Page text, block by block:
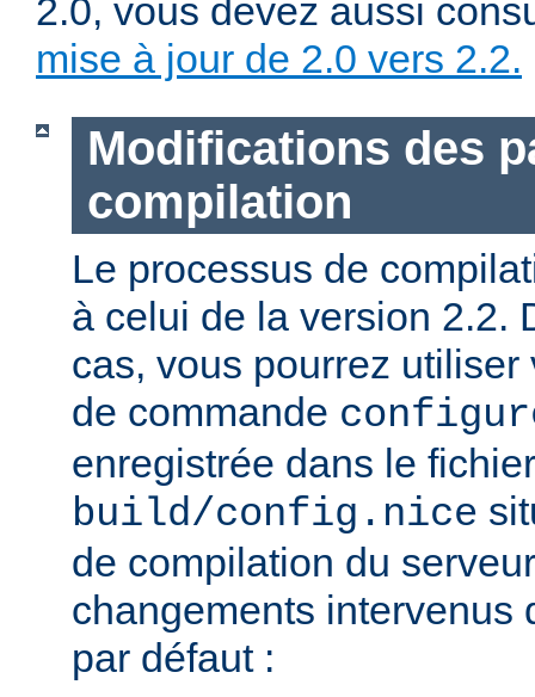
2.0, vous devez aussi
mise à jour de 2.0 vers 2.2.
Modifications des
compilation
Le processus de
à celui de la version 2.2.
cas, vous pourrez
de commande
enregistrée dans le fichier
build/config.nice
de compilation du
changements intervenus
par défaut :